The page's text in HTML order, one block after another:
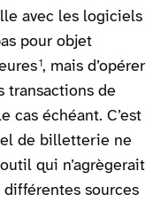
avec les logiciels
pour objet
1, mais d’opérer
transactions de
cas échéant. C’est
de billetterie ne
qui n’agrègerait
sources